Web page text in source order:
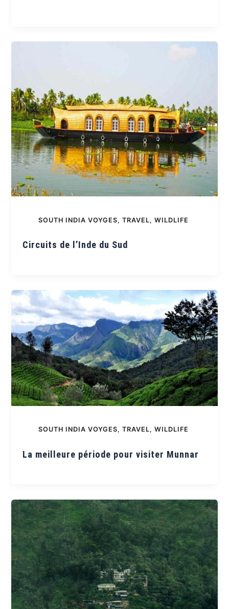
SOUTH INDIA VOYGES, TRAVEL, WILDLIFE
Circuits de l’Inde du Sud
SOUTH INDIA VOYGES, TRAVEL, WILDLIFE
La meilleure période pour visiter Munnar